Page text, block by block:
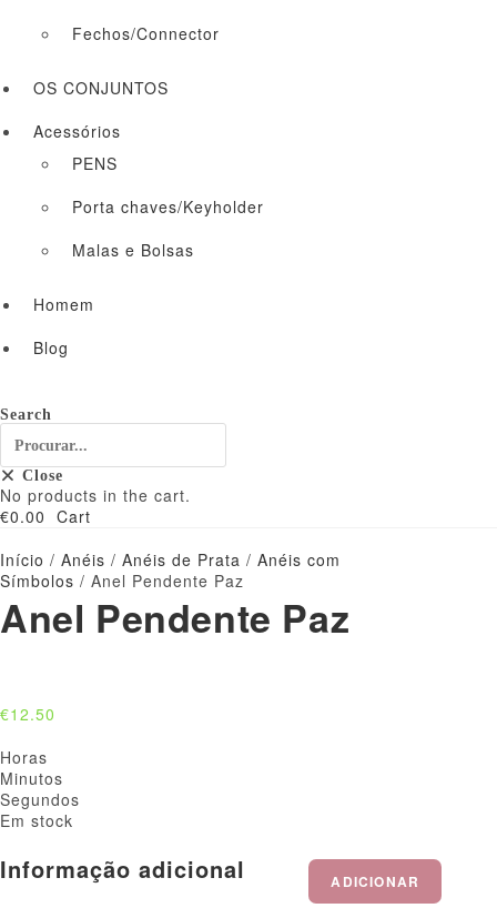
Fechos/Connector
OS CONJUNTOS
Acessórios
PENS
Porta chaves/Keyholder
Malas e Bolsas
Homem
Blog
Search
Close
No products in the cart.
€0.00 Cart
Início / Anéis / Anéis de Prata / Anéis com
Símbolos / Anel Pendente Paz
Anel Pendente Paz
€12.50
Horas
Minutos
Segundos
Em stock
ADICIONAR
Informação adicional